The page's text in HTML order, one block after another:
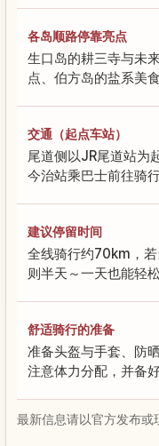
各岛顺路停靠亮点
生口岛的耕三寺与未
点、伯方岛的盐系美
交通（起点车站）
尾道侧以JR尾道站为
今治站乘巴士前往骑
建议停留时间
全线骑行约70km，
则半天～一天也能轻松
舒适骑行的准备
准备头盔与手套、防
注意体力分配，并备
最新信息请以官方发布或